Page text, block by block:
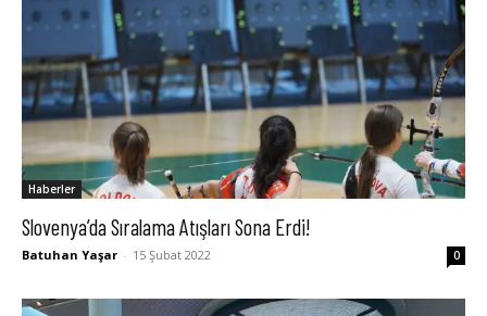
Haberler
Slovenya’da Sıralama Atışları Sona Erdi!
Batuhan Yaşar - 15 Şubat 2022 0